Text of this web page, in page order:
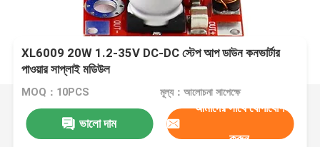
XL6009 20W 1.2-35V DC-DC স্টেপ আপ ডাউন কনভার্টার
পাওয়ার সাপ্লাই মডিউল
MOQ：10PCS মূল্য：আলোচনা সাপেক্ষে
ভালো দাম
আমাদের সাথে যোগাযোগ
করুন